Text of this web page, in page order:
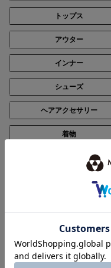
トップス
アウター
インナー
シューズ
ヘアアクセサリー
着物
結婚式・披露宴